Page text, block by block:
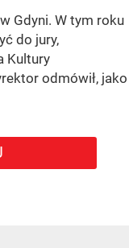
Gdyni. W tym roku
do jury,
Kultury
odmówił, jako